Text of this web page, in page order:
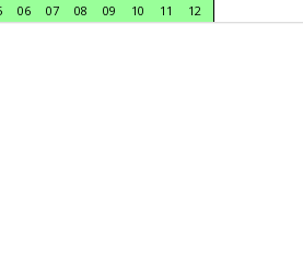
06 07 08 09 10 11 12